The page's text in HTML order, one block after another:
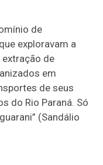
de
exploravam a
de
em
de seus
do Rio Paraná. Só
(Sandálio